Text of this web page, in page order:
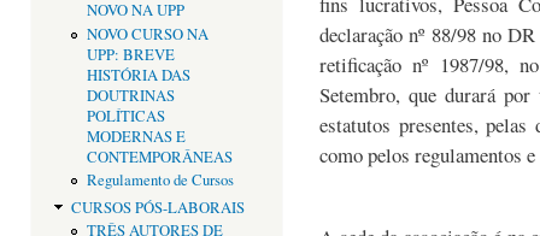
NOVO NA UPP
NOVO CURSO NA
UPP: BREVE
HISTÓRIA DAS
DOUTRINAS
POLÍTICAS
MODERNAS E
CONTEMPORÂNEAS
Regulamento de Cursos
CURSOS PÓS-LABORAIS
TRÊS AUTORES DE
declaração nº 88/98 no
retificação nº 1987/98,
Setembro, que durará
estatutos presentes,
como pelos regulamentos